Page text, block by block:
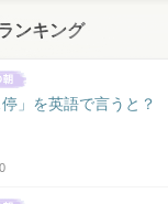
ンキング
停」を英語で言うと？